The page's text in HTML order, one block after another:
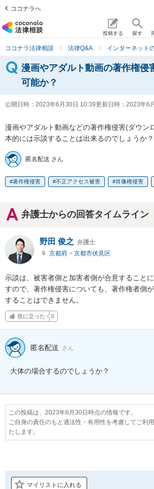
ココナラへ
投稿する 探す
ココナラ法律相談 法律Q&A インターネット
漫画やアダルト動画の著作権侵
可能か？
公開日時： 2023年6月30日 10:39更新日時： 2023年6
漫画やアダルト動画などの著作権侵害(ダウン
本的には示談することは出来るのでしょうか？
匿名配送 さん
著作権侵害 不正アクセス被害 肖像権侵害
弁護士からの回答タイムライン
野田 俊之 弁護士
京都府 > 京都市伏見区
示談は、被害者側と加害者側が合意すること
すので、著作権侵害についても、著作権者側
することはできません。
役に立った 0
匿名配送 さん
大体の場合するのでしょうか？
この投稿は、2023年6月30日時点の情報です。
ご自身の責任のもと適法性・有用性を考慮してご利
たします。
マイリストに入れる